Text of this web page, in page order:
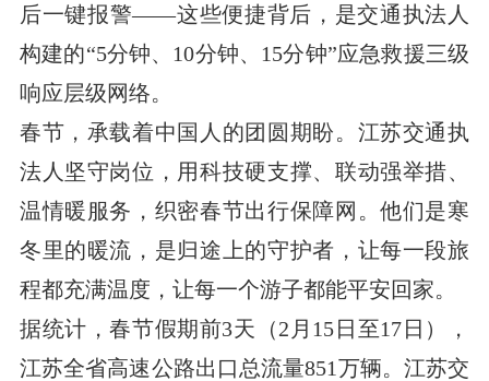
后一键报警——这些便捷背后，是交通执法人
构建的“5分钟、10分钟、15分钟”应急救援三级
响应层级网络。
春节，承载着中国人的团圆期盼。江苏交通执
法人坚守岗位，用科技硬支撑、联动强举措、
温情暖服务，织密春节出行保障网。他们是寒
冬里的暖流，是归途上的守护者，让每一段旅
程都充满温度，让每一个游子都能平安回家。
据统计，春节假期前3天（2月15日至17日），
江苏全省高速公路出口总流量851万辆。江苏交